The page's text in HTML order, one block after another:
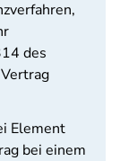
des
Element
bei einem